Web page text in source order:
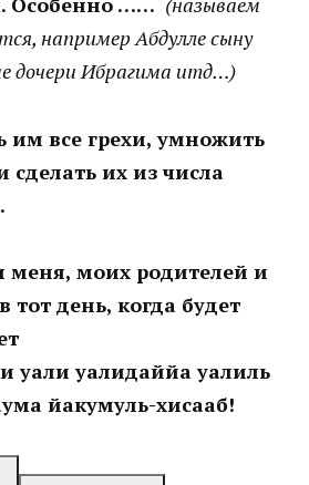
например Абдулле сыну
дочери Ибрагима итд…)
им все грехи, умножить
сделать их из числа
меня, моих родителей и
тот день, когда будет
уали уалидаййа уалиль
йакумуль-хисааб!